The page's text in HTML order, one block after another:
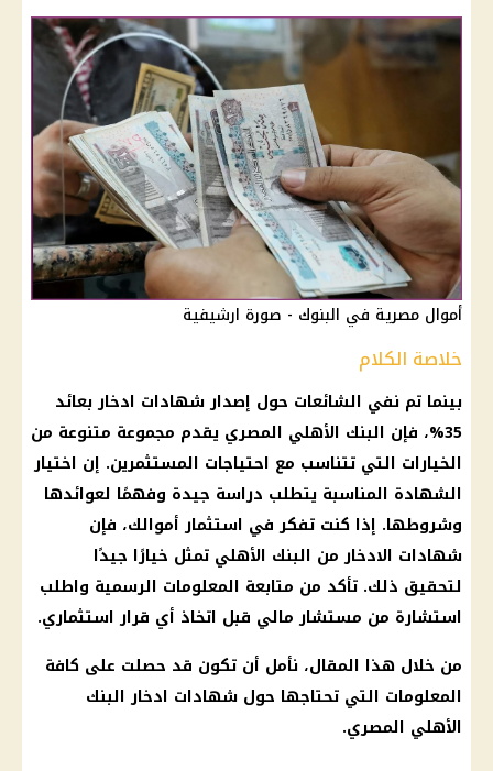
أموال مصرية في البنوك - صورة ارشيفية
خلاصة الكلام
بينما تم نفي الشائعات حول إصدارشهادات ادخاربعائد
35%، فإن
البنك الأهلي المصري يقدم مجموعة متنوعة من
الخيارات التي تتناسب مع احتياجات المستثمرين. إن اختيار
الشهادة المناسبة يتطلب دراسة جيدة وفهمًا لعوائدها
وشروطها. إذا كنت تفكر في استثمارأموالك، فإن
شهادات الادخارمن البنك الأهلي تمثل خيارًا جيدًا
لتحقيق ذلك. تأكد من متابعة المعلومات الرسمية واطلب
استشارة من مستشار مالي قبل اتخاذ أي قراراستثماري.
من خلال هذا المقال، نأمل أن تكون قد حصلت على كافة
المعلومات التي تحتاجها حول شهادات ادخار البنك
الأهلي المصري.